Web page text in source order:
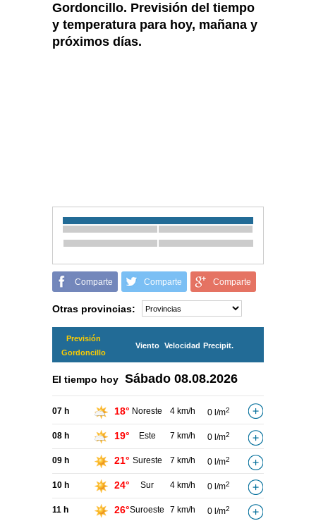
Gordoncillo. Previsión del tiempo
y temperatura para hoy, mañana y
próximos días.
Comparte Comparte Comparte
Otras provincias:
Previsión
Gordoncillo
Viento Velocidad Precipit.
El tiempo hoy Sábado 08.08.2026
07 h 18° Noreste 4 km/h 0 l/m2
08 h 19° Este 7 km/h 0 l/m2
09 h 21° Sureste 7 km/h 0 l/m2
10 h 24° Sur 4 km/h 0 l/m2
11 h 26°Suroeste 7 km/h 0 l/m2